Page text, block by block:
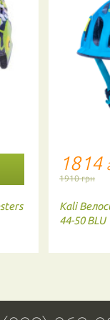
1814
1910 грн
Kali
44-50 BLU